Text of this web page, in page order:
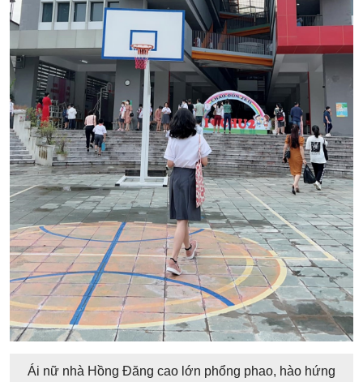
Ái nữ nhà Hồng Đăng cao lớn phổng phao, hào hứng